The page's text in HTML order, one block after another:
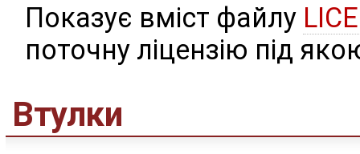
Показує вміст файлу
поточну ліцензію під
Втулки